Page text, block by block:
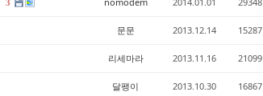
3
문문 2013.12.14 15287
리세마라 2013.11.16 21099
달팽이 2013.10.30 16867